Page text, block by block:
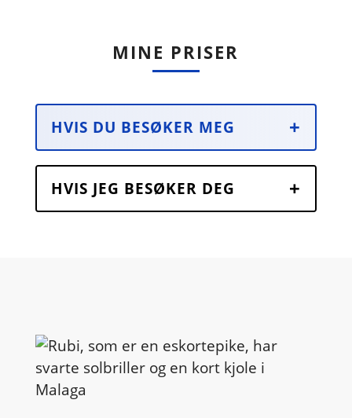
MINE PRISER
HVIS DU BESØKER MEG
HVIS JEG BESØKER DEG